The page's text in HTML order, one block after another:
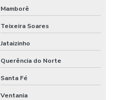
Mamborê
Teixeira Soares
Jataizinho
Querência do Norte
Santa Fé
Ventania